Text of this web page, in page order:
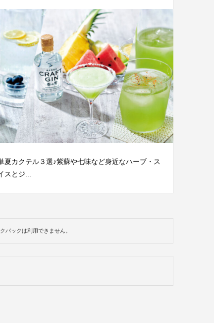
夏カクテル３選♪紫蘇や七味など身近なハーブ・ス
スとジ...
バックは利用できません。